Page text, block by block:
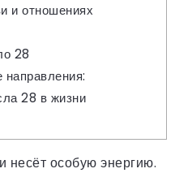
и отношениях
28
28 в жизни
несёт особую энергию.